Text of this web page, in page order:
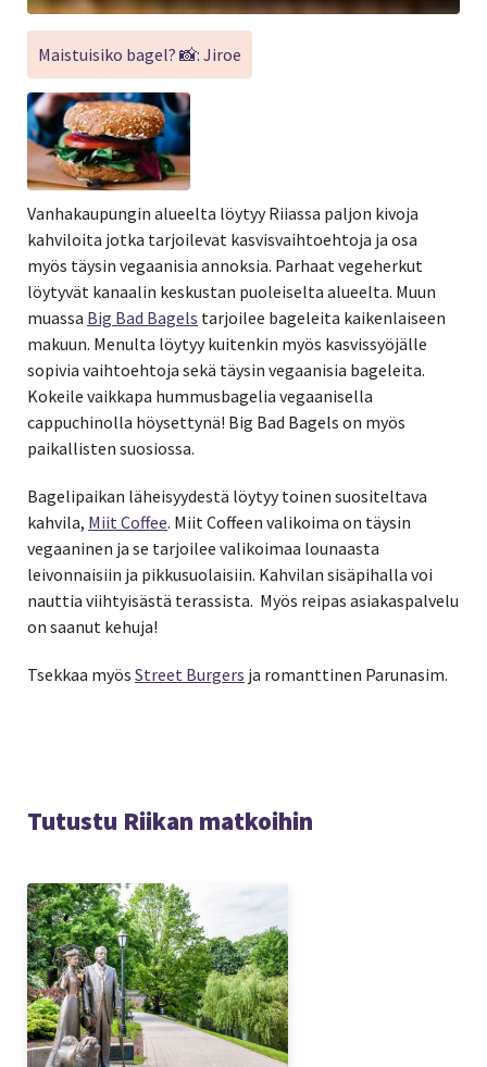
Maistuisiko bagel? 📸: Jiroe
Vanhakaupungin alueelta löytyy Riiassa paljon kivoja
kahviloita jotka tarjoilevat kasvisvaihtoehtoja ja osa
myös täysin vegaanisia annoksia. Parhaat vegeherkut
löytyvät kanaalin keskustan puoleiselta alueelta. Muun
muassa Big Bad Bagels tarjoilee bageleita kaikenlaiseen
makuun. Menulta löytyy kuitenkin myös kasvissyöjälle
sopivia vaihtoehtoja sekä täysin vegaanisia bageleita.
Kokeile vaikkapa hummusbagelia vegaanisella
cappuchinolla höysettynä! Big Bad Bagels on myös
paikallisten suosiossa.
Bagelipaikan läheisyydestä löytyy toinen suositeltava
kahvila, Miit Coffee. Miit Coffeen valikoima on täysin
vegaaninen ja se tarjoilee valikoimaa lounaasta
leivonnaisiin ja pikkusuolaisiin. Kahvilan sisäpihalla voi
nauttia viihtyisästä terassista. Myös reipas asiakaspalvelu
on saanut kehuja!
Tsekkaa myös Street Burgers ja romanttinen Parunasim.
Tutustu Riikan matkoihin